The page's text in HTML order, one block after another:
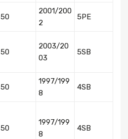
50
2001/200
2
5PE
50
2003/20
03
5SB
50
1997/199
8
4SB
50
1997/199
8
4SB